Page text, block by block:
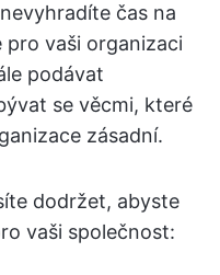
čas na
vaši organizaci
podávat
se věcmi, které
zásadní.
dodržet, abyste
vaši společnost: